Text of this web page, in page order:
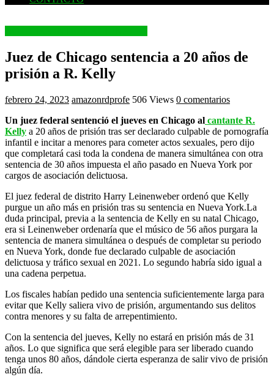
Juez de Chicago sentencia a 20 años de
prisión a R. Kelly
febrero 24, 2023 amazonrdprofe 506 Views 0 comentarios
Un juez federal sentenció el jueves en Chicago al cantante R.
Kelly a 20 años de prisión tras ser declarado culpable de pornografía
infantil e incitar a menores para cometer actos sexuales, pero dijo
que completará casi toda la condena de manera simultánea con otra
sentencia de 30 años impuesta el año pasado en Nueva York por
cargos de asociación delictuosa.
El juez federal de distrito Harry Leinenweber ordenó que Kelly
purgue un año más en prisión tras su sentencia en Nueva York.La
duda principal, previa a la sentencia de Kelly en su natal Chicago,
era si Leinenweber ordenaría que el músico de 56 años purgara la
sentencia de manera simultánea o después de completar su periodo
en Nueva York, donde fue declarado culpable de asociación
delictuosa y tráfico sexual en 2021. Lo segundo habría sido igual a
una cadena perpetua.
Los fiscales habían pedido una sentencia suficientemente larga para
evitar que Kelly saliera vivo de prisión, argumentando sus delitos
contra menores y su falta de arrepentimiento.
Con la sentencia del jueves, Kelly no estará en prisión más de 31
años. Lo que significa que será elegible para ser liberado cuando
tenga unos 80 años, dándole cierta esperanza de salir vivo de prisión
algún día.